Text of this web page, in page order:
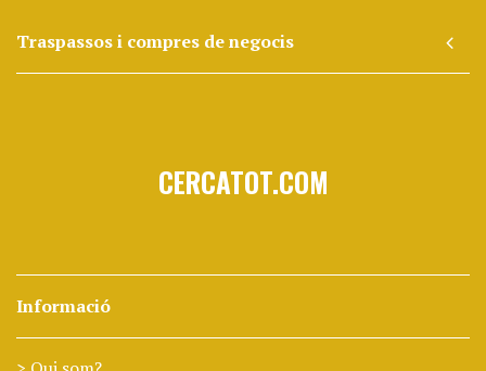
Traspassos i compres de negocis
CERCATOT.COM
Informació